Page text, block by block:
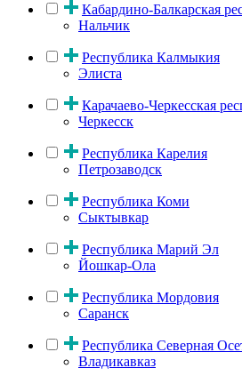
Кабардино-Балкарская
Нальчик
Республика Калмыкия
Элиста
Карачаево-Черкесская
Черкесск
Республика Карелия
Петрозаводск
Республика Коми
Сыктывкар
Республика Марий Эл
Йошкар-Ола
Республика Мордовия
Саранск
Республика Северная
Владикавказ